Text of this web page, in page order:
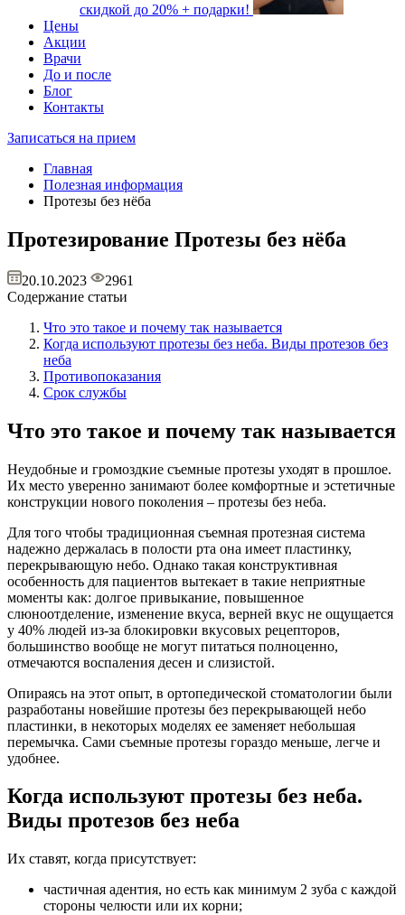
скидкой до 20% + подарки!
Цены
Акции
Врачи
До и после
Блог
Контакты
Записаться на прием
Главная
Полезная информация
Протезы без нёба
Протезирование Протезы без нёба
20.10.2023
2961
Содержание статьи
Что это такое и почему так называется
Когда используют протезы без неба. Виды протезов без
неба
Противопоказания
Срок службы
Что это такое и почему так называется
Неудобные и громоздкие съемные протезы уходят в прошлое.
Их место уверенно занимают более комфортные и эстетичные
конструкции нового поколения – протезы без неба.
Для того чтобы традиционная съемная протезная система
надежно держалась в полости рта она имеет пластинку,
перекрывающую небо. Однако такая конструктивная
особенность для пациентов вытекает в такие неприятные
моменты как: долгое привыкание, повышенное
слюноотделение, изменение вкуса, верней вкус не ощущается
у 40% людей из-за блокировки вкусовых рецепторов,
большинство вообще не могут питаться полноценно,
отмечаются воспаления десен и слизистой.
Опираясь на этот опыт, в ортопедической стоматологии были
разработаны новейшие протезы без перекрывающей небо
пластинки, в некоторых моделях ее заменяет небольшая
перемычка. Сами съемные протезы гораздо меньше, легче и
удобнее.
Когда используют протезы без неба.
Виды протезов без неба
Их ставят, когда присутствует:
частичная адентия, но есть как минимум 2 зуба с каждой
стороны челюсти или их корни;